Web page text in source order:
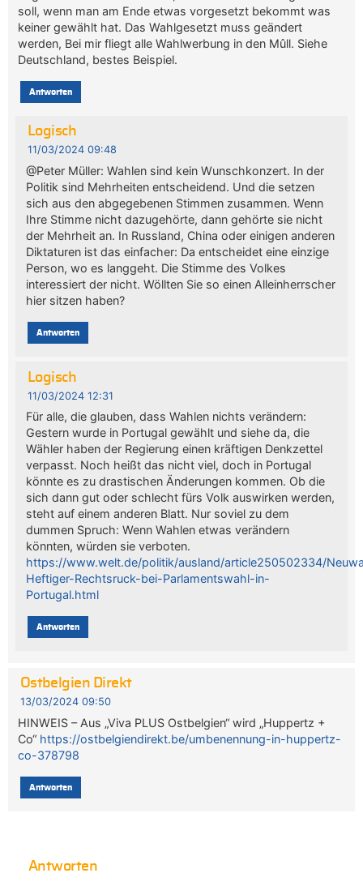
soll, wenn man am Ende etwas vorgesetzt bekommt was
keiner gewählt hat. Das Wahlgesetzt muss geändert
werden, Bei mir fliegt alle Wahlwerbung in den Mûll. Siehe
Deutschland, bestes Beispiel.
Antworten
Logisch
11/03/2024 09:48
@Peter Müller: Wahlen sind kein Wunschkonzert. In der
Politik sind Mehrheiten entscheidend. Und die setzen
sich aus den abgegebenen Stimmen zusammen. Wenn
Ihre Stimme nicht dazugehörte, dann gehörte sie nicht
der Mehrheit an. In Russland, China oder einigen anderen
Diktaturen ist das einfacher: Da entscheidet eine einzige
Person, wo es langgeht. Die Stimme des Volkes
interessiert der nicht. Wöllten Sie so einen Alleinherrscher
hier sitzen haben?
Antworten
Logisch
11/03/2024 12:31
Für alle, die glauben, dass Wahlen nichts verändern:
Gestern wurde in Portugal gewählt und siehe da, die
Wähler haben der Regierung einen kräftigen Denkzettel
verpasst. Noch heißt das nicht viel, doch in Portugal
könnte es zu drastischen Änderungen kommen. Ob die
sich dann gut oder schlecht fürs Volk auswirken werden,
steht auf einem anderen Blatt. Nur soviel zu dem
dummen Spruch: Wenn Wahlen etwas verändern
könnten, würden sie verboten.
https://www.welt.de/politik/ausland/article250502334/
Heftiger-Rechtsruck-bei-Parlamentswahl-in-
Portugal.html
Antworten
Ostbelgien Direkt
13/03/2024 09:50
HINWEIS – Aus „Viva PLUS Ostbelgien“ wird „Huppertz +
Co“ https://ostbelgiendirekt.be/umbenennung-in-huppertz-
co-378798
Antworten
Antworten